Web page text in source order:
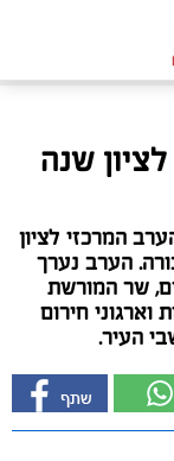
שנה
המרכזי לציון
הערב נערך
שר המורשת
חירום
העיר.